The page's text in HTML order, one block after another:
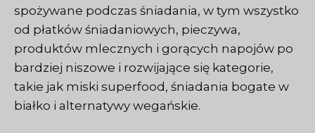
spożywane podczas śniadania, w tym wszystko
od płatków śniadaniowych, pieczywa,
produktów mlecznych i gorących napojów po
bardziej niszowe i rozwijające się kategorie,
takie jak miski superfood, śniadania bogate w
białko i alternatywy wegańskie.